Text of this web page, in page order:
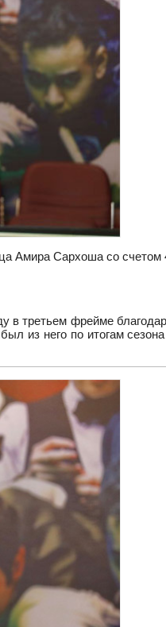
Амира Сархоша со счетом
в третьем фрейме
из него по итогам